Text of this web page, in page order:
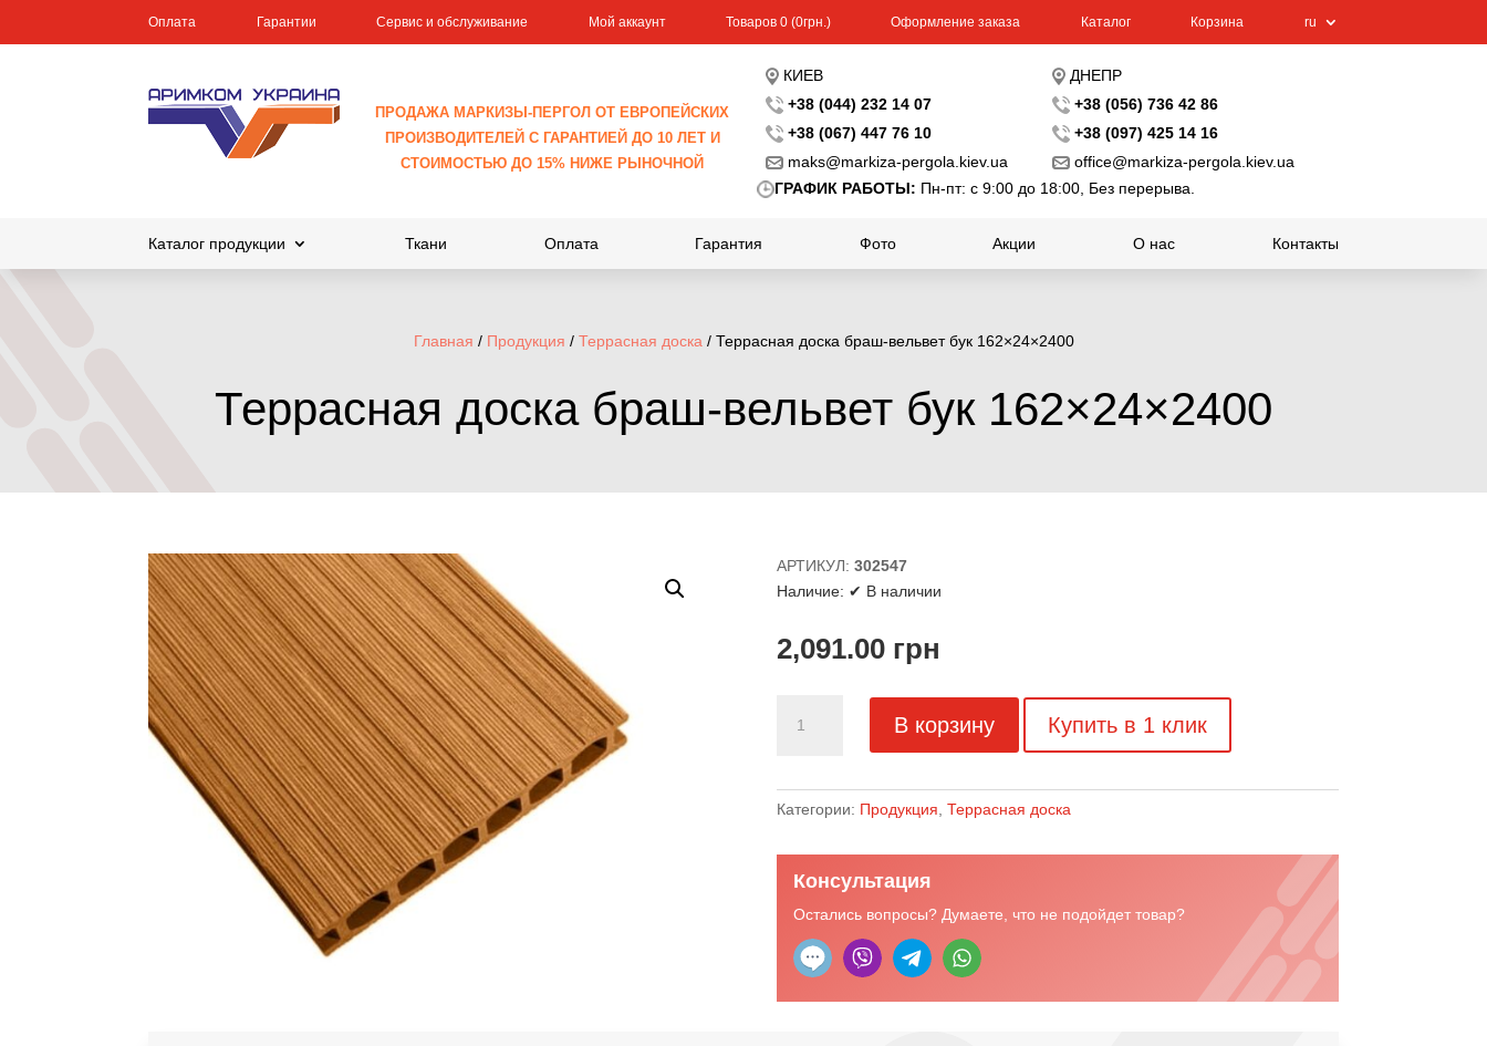
Оплата Гарантии Сервис и обслуживание Мой аккаунт Toвapoв 0 (0гpн.) Оформление заказа Каталог Корзина ru
ПРОДАЖА МАРКИЗЫ-ПЕРГОЛ ОТ ЕВРОПЕЙСКИХ
ПРОИЗВОДИТЕЛЕЙ С ГАРАНТИЕЙ ДО 10 ЛЕТ И
СТОИМОСТЬЮ ДО 15% НИЖЕ РЫНОЧНОЙ
ДНЕПР
+38 (056) 736 42 86
+38 (097) 425 14 16
office@markiza-pergola.kiev.ua
КИЕВ
+38 (044) 232 14 07
+38 (067) 447 76 10
maks@markiza-pergola.kiev.ua
ГРАФИК РАБОТЫ: Пн-пт: с 9:00 до 18:00, Без перерыва.
Каталог продукции Ткани Оплата Гарантия Фото Акции О нас Контакты
Главная / Продукция / Террасная доска / Террасная доска браш-вельвет бук 162×24×2400
Террасная доска браш-вельвет бук 162×24×2400
АРТИКУЛ: 302547
Наличие: ✔ В наличии
2,091.00грн
товара
браш-
бук
162×24×2400
В корзину Купить в 1 клик
Категории: Продукция Террасная доска
Консультация
Остались вопросы? Думаете, что не подойдет товар?